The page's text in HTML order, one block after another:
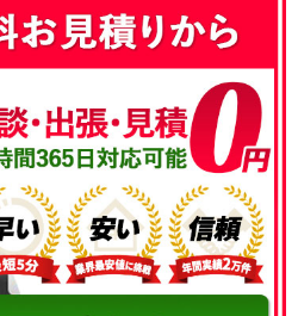
5687